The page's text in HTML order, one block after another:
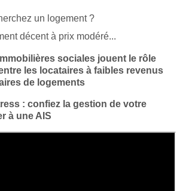
un logement ?
décent à prix modéré...
sociales jouent le rôle
les locataires à faibles revenus
de logements
: confiez la gestion de votre
à une AIS